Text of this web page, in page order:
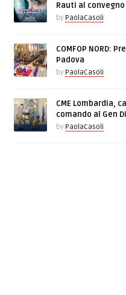
Rauti al convegno
by PaolaCasoli
COMFOP NORD:
Padova
by PaolaCasoli
CME Lombardia,
comando al Gen
by PaolaCasoli